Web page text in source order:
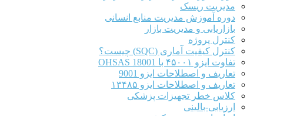
مدیریت ریسک
دوره آموزش مدیریت منابع انسانی
بازاریابی و مدیریت بازار
کنترل پروژه
کنترل کیفیت آماری (SQC) چیست؟
تفاوت ایزو ۴۵۰۰۱ با OHSAS 18001
تعاریف و اصطلاحات ایزو 9001
تعاریف و اصطلاحات ایزو ۱۳۴۸۵
کلاس خطر تجهیزات پزشکی
ارزیابی-بالینی